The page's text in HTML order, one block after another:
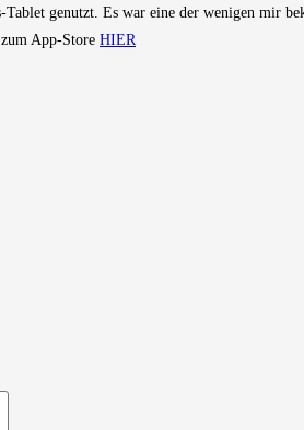
genutzt. Es war eine der wenigen mir
App-Store HIER